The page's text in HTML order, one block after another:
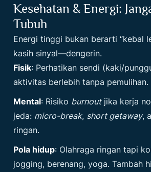
Kesehatan & Energi:
Tubuh
Energi tinggi bukan berarti “kebal
kasih sinyal—dengerin.
Fisik: Perhatikan sendi (kaki/
aktivitas berlebih tanpa pemulihan.
Mental: Risiko burnoutjika kerja
jeda: micro-break, short getaway,
ringan.
Pola hidup: Olahraga ringan tapi
jogging, berenang, yoga. Tambah